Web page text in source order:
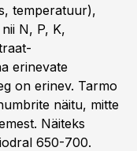
temperatuur),
N, P, K,
erinevate
on erinev. Tarmo
näitu, mitte
Näiteks
650-700.